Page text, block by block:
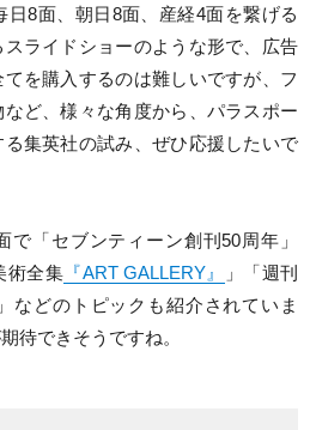
日8面、朝日8面、産経4面を繋げる
ライドショーのような形で、広告
を購入するのは難しいですが、フ
ど、様々な角度から、パラスポー
集英社の試み、ぜひ応援したいで
で「セブンティーン創刊50周年」
術全集 『ART GALLERY』
」「週刊
などのトピックも紹介されていま
待できそうですね。